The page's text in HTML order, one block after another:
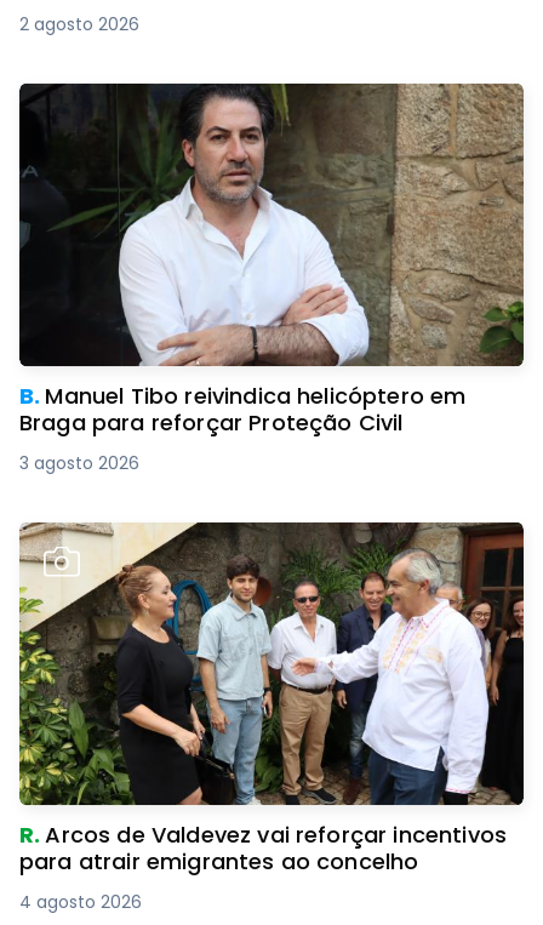
2 agosto 2026
B. Manuel Tibo reivindica helicóptero em
Braga para reforçar Proteção Civil
3 agosto 2026
R.Arcos de Valdevez vai reforçar incentivos
para atrair emigrantes ao concelho
4 agosto 2026